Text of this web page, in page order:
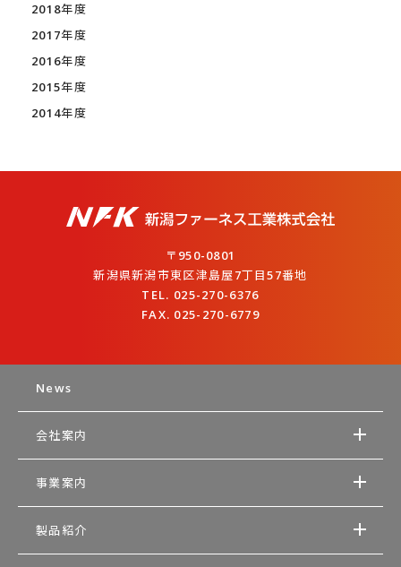
2018年度
2017年度
2016年度
2015年度
2014年度
〒950-0801
新潟県新潟市東区津島屋7丁目57番地
TEL. 025-270-6376
FAX. 025-270-6779
News
会社案内
事業案内
製品紹介